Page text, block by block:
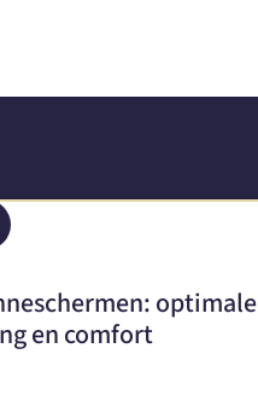
optimale
en comfort